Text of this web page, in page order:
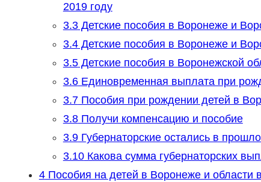
2019 году
3.3Детские пособия в Воронеже и
3.4Детские пособия в Воронеже и
3.5Детские пособия в Воронежской
3.6Единовременная выплата при
3.7Пособия при рождении детей в
3.8Получи компенсацию и пособие
3.9Губернаторские остались в
3.10Какова сумма губернаторских
4Пособия на детей в Воронеже и области